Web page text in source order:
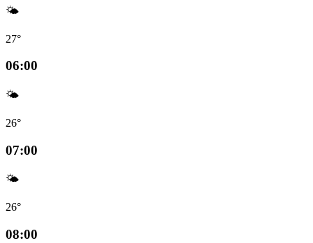
🌤️
27°
06:00
🌤️
26°
07:00
🌤️
26°
08:00